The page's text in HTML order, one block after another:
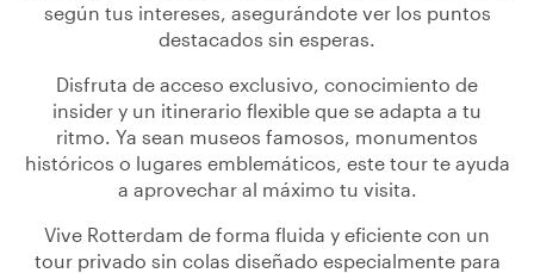
según tus intereses, asegurándote ver los puntos
destacados sin esperas.
Disfruta de acceso exclusivo, conocimiento de
insider y un itinerario flexible que se adapta a tu
ritmo. Ya sean museos famosos, monumentos
históricos o lugares emblemáticos, este tour te ayuda
a aprovechar al máximo tu visita.
Vive Rotterdam de forma fluida y eficiente con un
tour privado sin colas diseñado especialmente para